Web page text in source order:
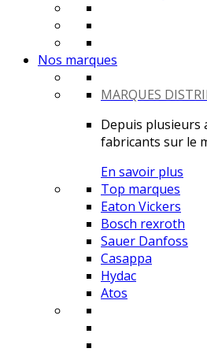
Nos marques
MARQUES
Depuis plusieurs
fabricants sur le
En savoir plus
Top marques
Eaton Vickers
Bosch rexroth
Sauer Danfoss
Casappa
Hydac
Atos